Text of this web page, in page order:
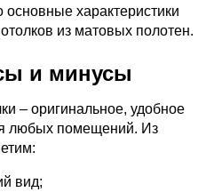
основные характеристики
из матовых полотен.
и минусы
– оригинальное, удобное
любых помещений. Из
вид;